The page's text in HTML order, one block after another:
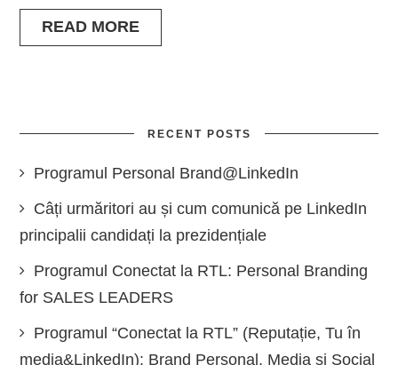
READ MORE
RECENT POSTS
Programul Personal Brand@LinkedIn
Câți urmăritori au și cum comunică pe LinkedIn
principalii candidați la prezidențiale
Programul Conectat la RTL: Personal Branding
for SALES LEADERS
Programul “Conectat la RTL” (Reputație, Tu în
media&LinkedIn): Brand Personal, Media și Social